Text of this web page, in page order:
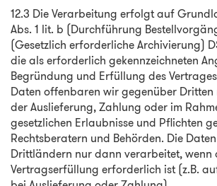
12.3 Die Verarbeitung erfolgt auf
Abs. 1 lit. b (Durchführung
(Gesetzlich erforderliche Archivierung)
die als erforderlich gekennzeichneten
Begründung und Erfüllung des
Daten offenbaren wir gegenüber Dritten
der Auslieferung, Zahlung oder im
gesetzlichen Erlaubnisse und Pflichten
Rechtsberatern und Behörden. Die
Drittländern nur dann verarbeitet, wenn
Vertragserfüllung erforderlich ist (z.B.